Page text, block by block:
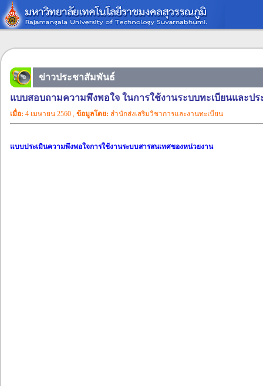
ข่าวประชาสัมพันธ์
แบบสอบถามความพึงพอใจ ในการใช้งานระบบทะเบียนและปร
เมื่อ: 4 เมษายน 2560 , ข้อมูลโดย: สำนักส่งเสริมวิชาการและงานทะเบียน
แบบประเมินความพึงพอใจการใช้งานระบบสารสนเทศของหน่วยงาน